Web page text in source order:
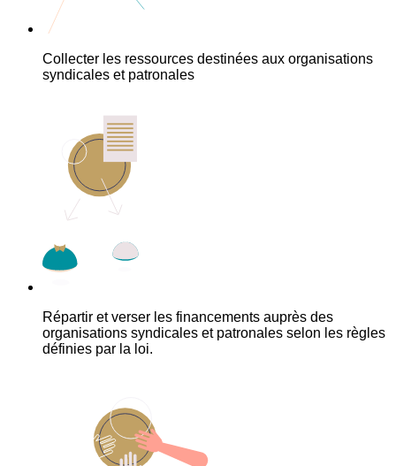
Collecter les ressources destinées aux organisations
syndicales et patronales
Répartir et verser les financements auprès des
organisations syndicales et patronales selon les règles
définies par la loi.